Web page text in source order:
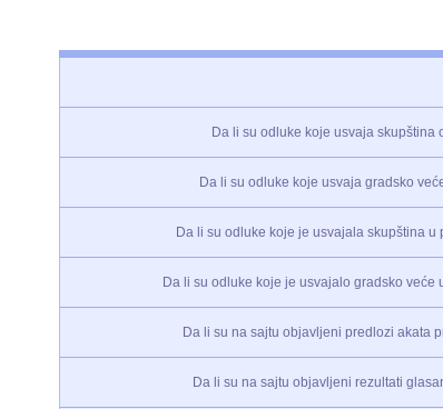
Da li su odluke koje usvaja
Da li su odluke koje usvaja gradsko
Da li su odluke koje je usvajala skupština
Da li su odluke koje je usvajalo gradsko
Da li su na sajtu objavljeni predlozi akata
Da li su na sajtu objavljeni rezultati